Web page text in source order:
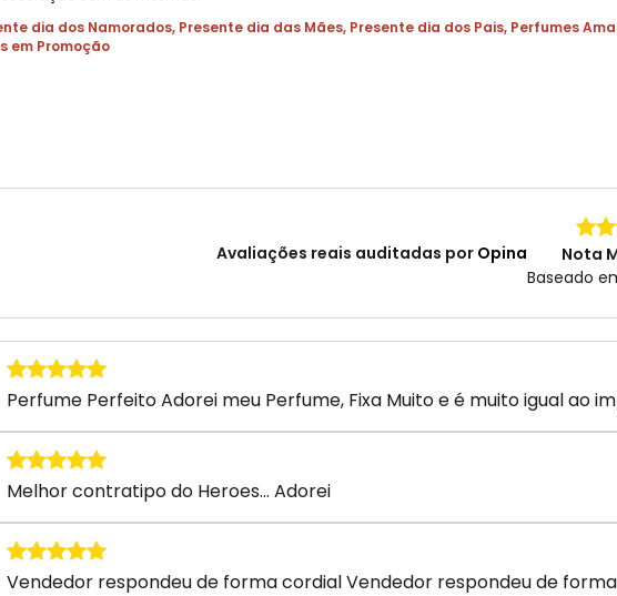
dia dos Namorados, Presente dia das Mães, Presente dia dos Pais, Perfumes
em Promoção
Avaliações reais auditadas por Opina
Nota
Baseado
Perfume Perfeito Adorei meu Perfume, Fixa Muito e é muito igual ao
Melhor contratipo do Heroes... Adorei
Vendedor respondeu de forma cordial Vendedor respondeu de